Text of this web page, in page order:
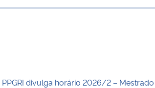
PPGRI divulga horário 2026/2 – Mestrado